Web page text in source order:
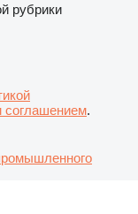
рубрики
соглашением.